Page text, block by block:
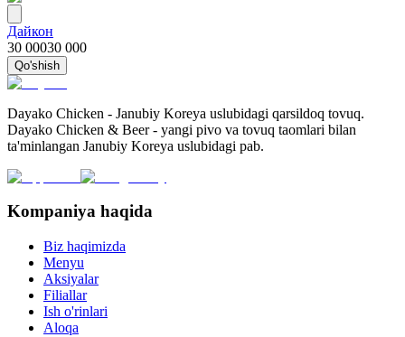
Дайкон
30 00030 000
Qo'shish
Dayako Chicken - Janubiy Koreya uslubidagi qarsildoq tovuq.
Dayako Chicken & Beer - yangi pivo va tovuq taomlari bilan
ta'minlangan Janubiy Koreya uslubidagi pab.
Kompaniya haqida
Biz haqimizda
Menyu
Aksiyalar
Filiallar
Ish o'rinlari
Aloqa